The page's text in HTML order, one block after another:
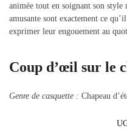
animée tout en soignant son
amusante sont exactement ce
exprimer leur engouement au
Coup d’œil sur le
Genre de casquette : Chapeau